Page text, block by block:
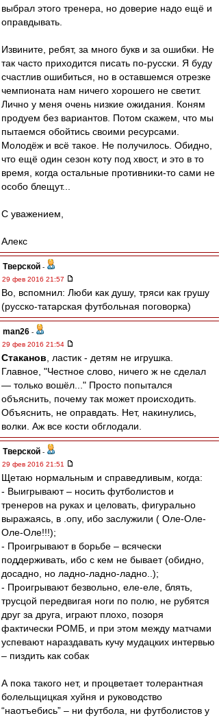
выбрал этого тренера, но доверие надо ещё и
оправдывать.
Извините, ребят, за много букв и за ошибки. Не
так часто приходится писать по-русски. Я буду
счастлив ошибиться, но в оставшемся отрезке
чемпионата нам ничего хорошего не светит.
Лично у меня очень низкие ожидания. Коням
продуем без вариантов. Потом скажем, что мы
пытаемся обойтись своими ресурсами.
Молодёж и всё такое. Не получилось. Обидно,
что ещё один сезон коту под хвост, и это в то
время, когда остальные противники-то сами не
особо блещут...
С уважением,
Алекс
Тверской -
29 фев 2016 21:57
Во, вспомнил: Люби как душу, тряси как грушу
(русско-татарская футбольная поговорка)
man26 -
29 фев 2016 21:54
Cтаканов , ластик - детям не игрушка.
Главное, "Честное слово, ничего ж не сделал
— только вошёл..." Просто попытался
объяснить, почему так может происходить.
Объяснить, не оправдать. Нет, накинулись,
волки. Аж все кости обглодали.
Тверской -
29 фев 2016 21:51
Щетаю нормальным и справедливым, когда:
- Выигрывают – носить футболистов и
тренеров на руках и целовать, фигурально
выражаясь, в .опу, ибо заслужили ( Оле-Оле-
Оле-Оле!!!);
- Проигрывают в борьбе – всячески
поддерживать, ибо с кем не бывает (обидно,
досадно, но ладно-ладно-ладно..);
- Проигрывают безвольно, еле-еле, блять,
трусцой передвигая ноги по полю, не рубятся
друг за друга, играют плохо, позоря
фактически РОМБ, и при этом между матчами
успевают нараздавать кучу мудацких интервью
– пиздить как собак
А пока такого нет, и процветает толерантная
болельщицкая хуйня и руководство
“наотъебись” – ни футбола, ни футболистов у